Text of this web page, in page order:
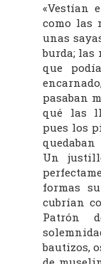
«Vestían
como las
unas
burda; las
que
pasaban
qué las
pues los
Un
formas
cubrían
Patrón
bautizos,